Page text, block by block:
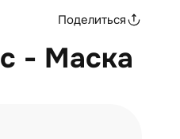
Поделиться
- Маска